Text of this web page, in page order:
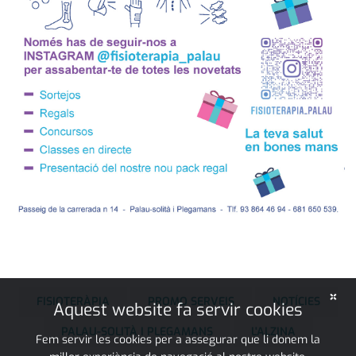
FISIOTERÀPIA PROMO SERVEIS
NOTÍCIES
PALAU-SOLITÀ I PLEGAMANS
L'ALZINA
×
Aquest website fa servir cookies
Fem servir les cookies per a assegurar que li donem la